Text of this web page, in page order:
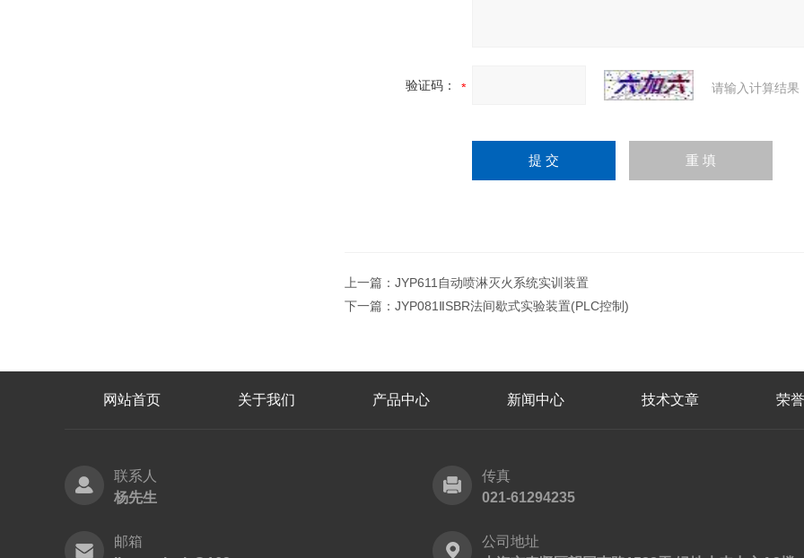
验证码： 请输入计算结果
上一篇： JYP611自动喷淋灭火系统实训装置
下一篇： JYP081ⅡSBR法间歇式实验装置(PLC控制)
网站首页 关于我们 产品中心 新闻中心 技术文章 荣
联系人
杨先生
传真
021-61294235
邮箱
公司地址